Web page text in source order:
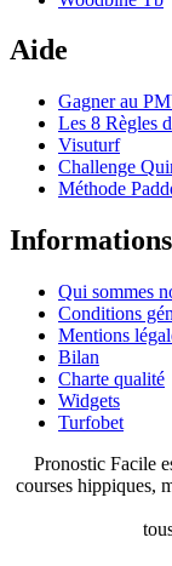
Aide
Gagner au
Les 8 Règles
Visuturf
Challenge
Méthode
Informations
Qui sommes
Conditions
Mentions
Bilan
Charte qualité
Widgets
Turfobet
Pronostic Facile
courses hippiques,